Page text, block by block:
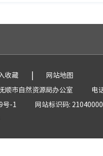
收藏 |
网站地图
顺市自然资源局办公室
电
号-1
网站标识码: